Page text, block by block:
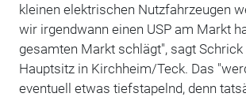
kleinen elektrischen Nutzfahrzeugen
wir irgendwann einen USP am Markt
gesamten Markt schlägt", sagt
Hauptsitz in Kirchheim/Teck. Das
eventuell etwas tiefstapelnd, denn